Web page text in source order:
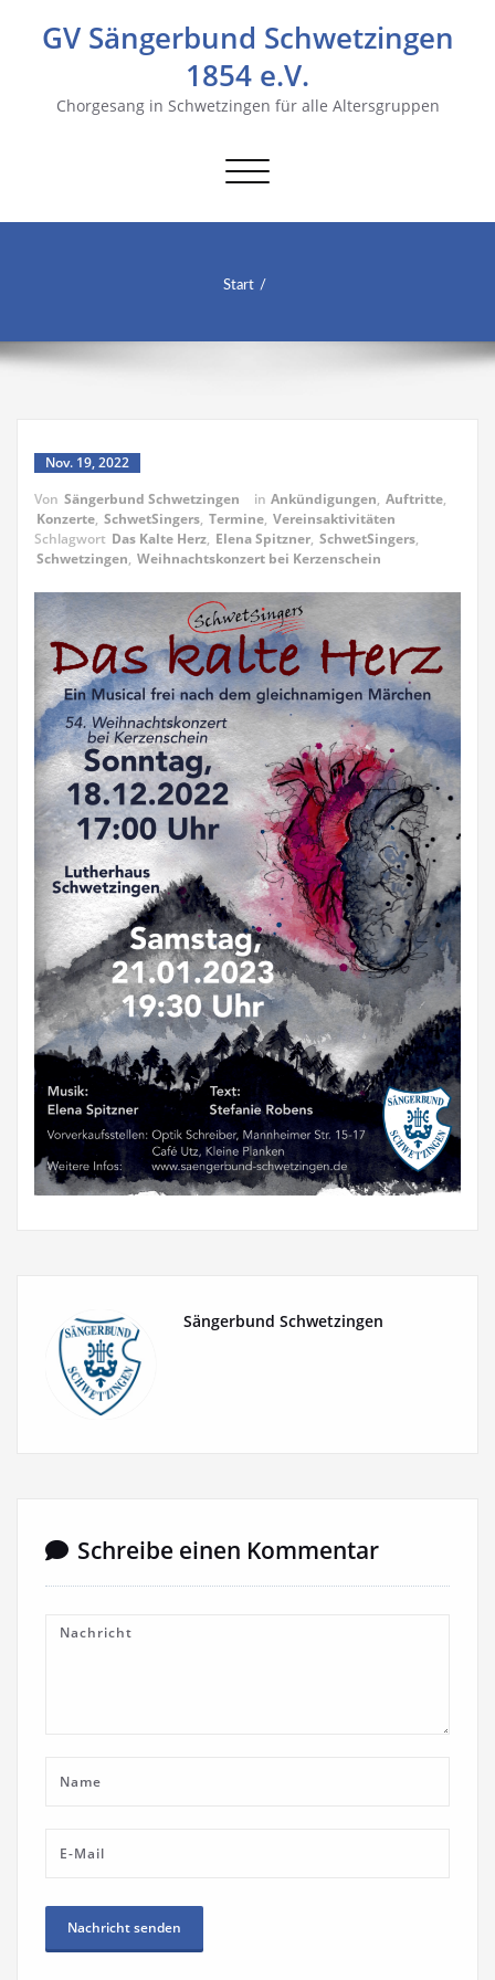
GV Sängerbund Schwetzingen
1854 e.V.
Chorgesang in Schwetzingen für alle Altersgruppen
Navigation
Start
Nov. 19, 2022
Von Sängerbund Schwetzingen in Ankündigungen, Auftritte,
Konzerte, SchwetSingers, Termine, Vereinsaktivitäten
Schlagwort Das Kalte Herz, Elena Spitzner, SchwetSingers,
Schwetzingen, Weihnachtskonzert bei Kerzenschein
Sängerbund Schwetzingen
Schreibe einen Kommentar